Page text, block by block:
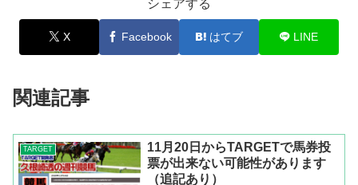
シェアする
X Facebook はてブ LINE
関連記事
TARGET
11月20日からTARGETで馬券投
票が出来ない可能性があります
（追記あり）